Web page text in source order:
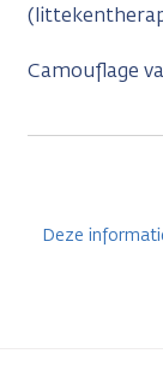
Camouflage
Deze